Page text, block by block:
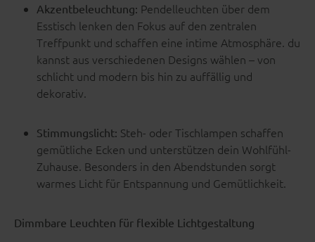
Akzentbeleuchtung: Pendelleuchten über dem
Esstisch lenken den Fokus auf den zentralen
Treffpunkt und schaffen eine intime Atmosphäre. du
kannst aus verschiedenen Designs wählen – von
schlicht und modern bis hin zu auffällig und
dekorativ.
Stimmungslicht: Steh- oder Tischlampen schaffen
gemütliche Ecken und unterstützen dein Wohlfühl-
Zuhause. Besonders in den Abendstunden sorgt
warmes Licht für Entspannung und Gemütlichkeit.
Dimmbare Leuchten für flexible Lichtgestaltung